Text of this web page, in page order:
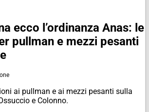
ecco l’ordinanza Anas: le
pullman e mezzi pesanti
ai pullman e ai mezzi pesanti sulla
e Colonno.